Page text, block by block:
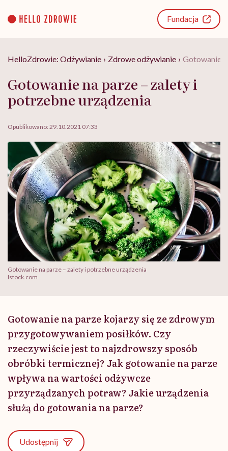
content
Fundacja
HelloZdrowie: Odżywianie › Zdrowe odżywianie › Gotowanie
Gotowanie na parze – zalety i
potrzebne urządzenia
Opublikowano: 29.10.2021 07:33
Gotowanie na parze – zalety i potrzebne urządzenia
Istock.com
Gotowanie na parze kojarzy się ze zdrowym
przygotowywaniem posiłków. Czy
rzeczywiście jest to najzdrowszy sposób
obróbki termicznej? Jak gotowanie na parze
wpływa na wartości odżywcze
przyrządzanych potraw? Jakie urządzenia
służą do gotowania na parze?
Udostępnij